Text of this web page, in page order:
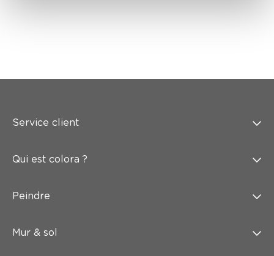
Service client
Qui est colora ?
Peindre
Mur & sol